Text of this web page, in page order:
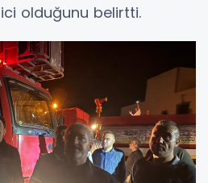
olduğunu belirtti.